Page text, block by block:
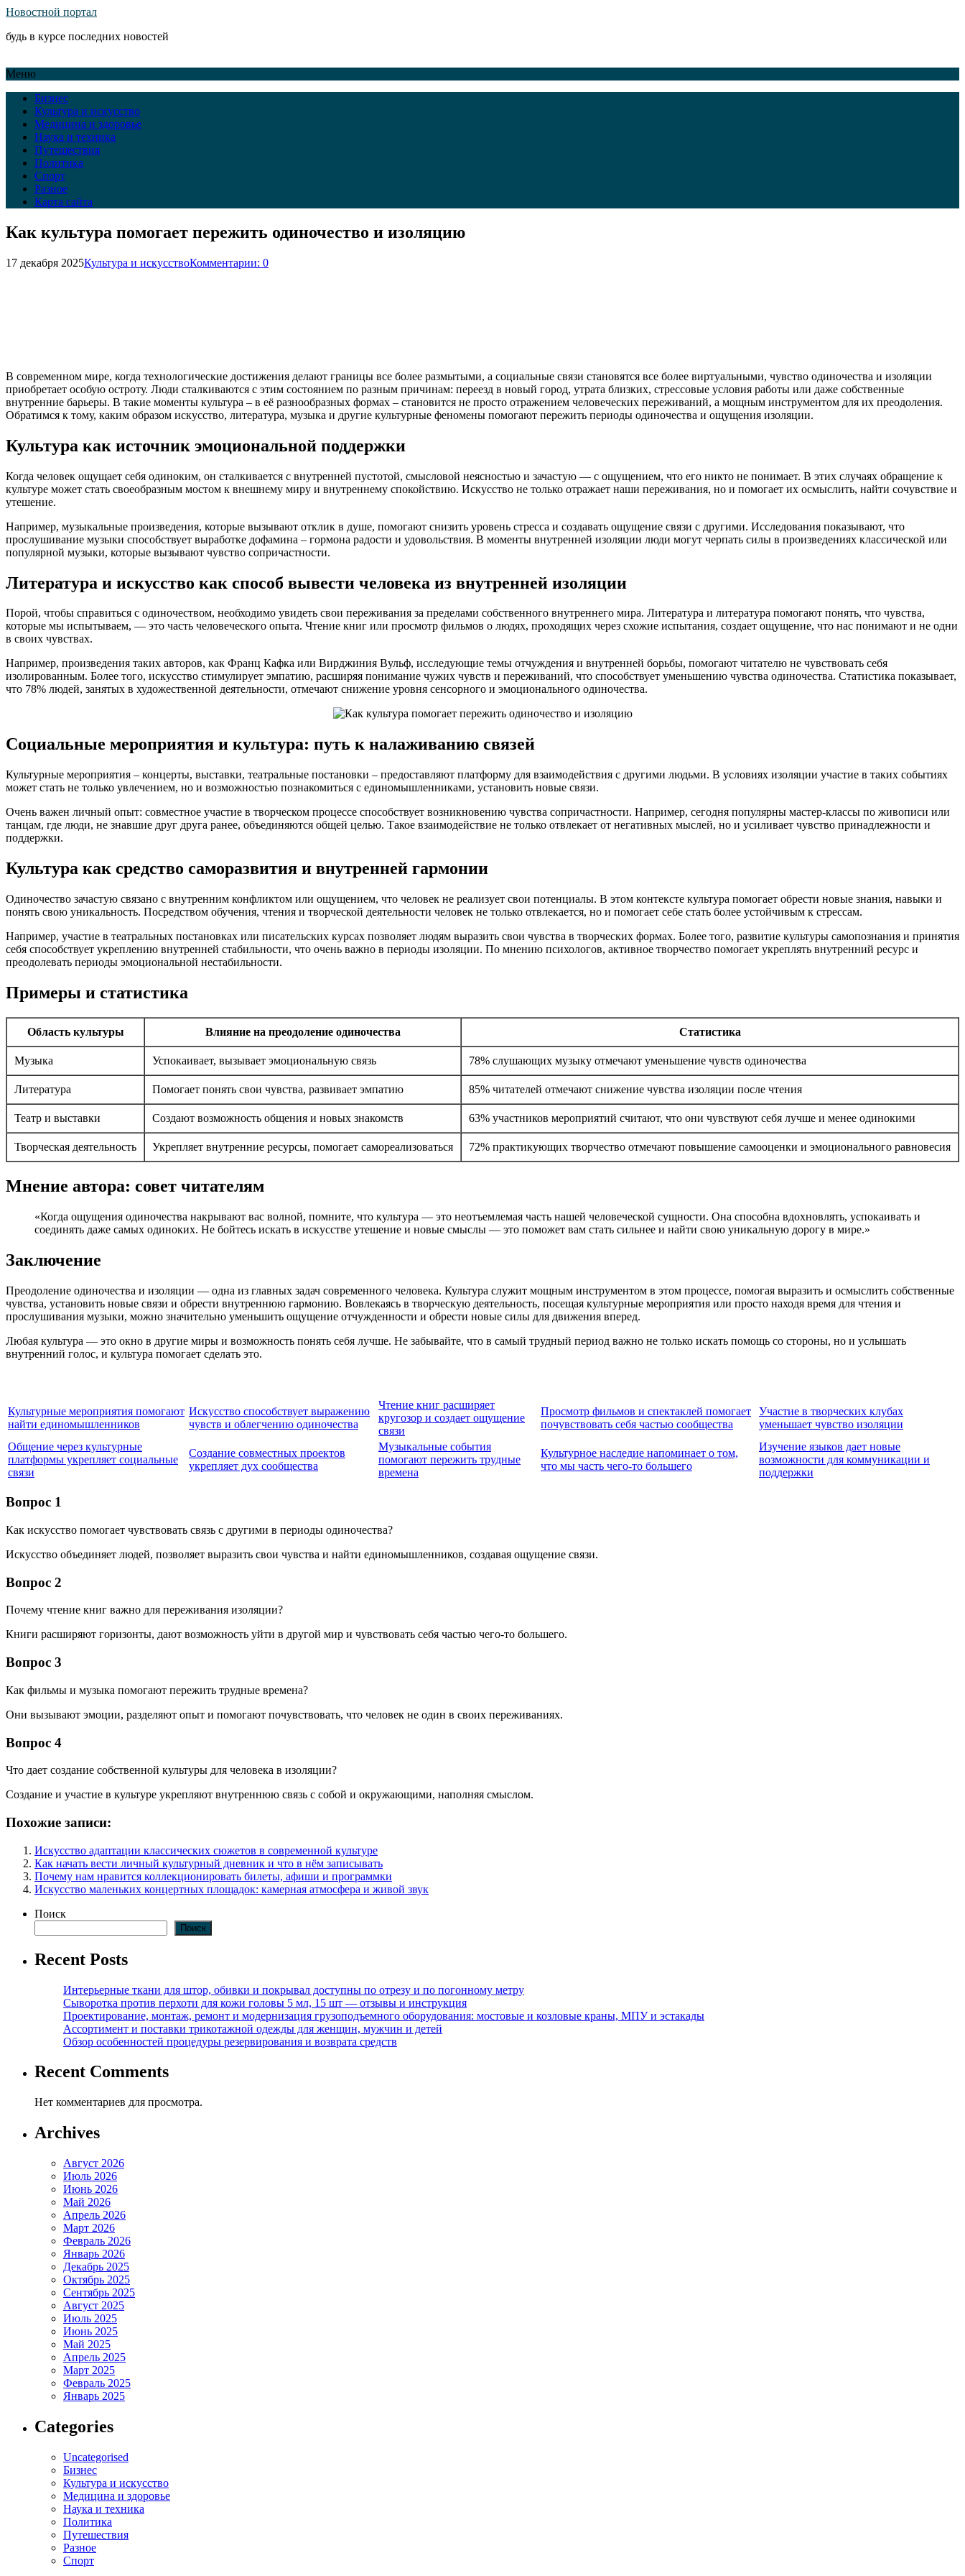
Новостной портал
будь в курсе последних новостей
Меню
Бизнес
Культура и искусство
Медицина и здоровье
Наука и техника
Путешествия
Политика
Спорт
Разное
Карта сайта
Как культура помогает пережить одиночество и изоляцию
17 декабря 2025Культура и искусствоКомментарии: 0
В современном мире, когда технологические достижения делают границы все более размытыми, а социальные связи становятся все более виртуальными, чувство одиночества и изоляции
приобретает особую остроту. Люди сталкиваются с этим состоянием по разным причинам: переезд в новый город, утрата близких, стрессовые условия работы или даже собственные
внутренние барьеры. В такие моменты культура – в её разнообразных формах – становится не просто отражением человеческих переживаний, а мощным инструментом для их преодоления.
Обратимся к тому, каким образом искусство, литература, музыка и другие культурные феномены помогают пережить периоды одиночества и ощущения изоляции.
Культура как источник эмоциональной поддержки
Когда человек ощущает себя одиноким, он сталкивается с внутренней пустотой, смысловой неясностью и зачастую — с ощущением, что его никто не понимает. В этих случаях обращение к
культуре может стать своеобразным мостом к внешнему миру и внутреннему спокойствию. Искусство не только отражает наши переживания, но и помогает их осмыслить, найти сочувствие и
утешение.
Например, музыкальные произведения, которые вызывают отклик в душе, помогают снизить уровень стресса и создавать ощущение связи с другими. Исследования показывают, что
прослушивание музыки способствует выработке дофамина – гормона радости и удовольствия. В моменты внутренней изоляции люди могут черпать силы в произведениях классической или
популярной музыки, которые вызывают чувство сопричастности.
Литература и искусство как способ вывести человека из внутренней изоляции
Порой, чтобы справиться с одиночеством, необходимо увидеть свои переживания за пределами собственного внутреннего мира. Литература и литература помогают понять, что чувства,
которые мы испытываем, — это часть человеческого опыта. Чтение книг или просмотр фильмов о людях, проходящих через схожие испытания, создает ощущение, что нас понимают и не одни
в своих чувствах.
Например, произведения таких авторов, как Франц Кафка или Вирджиния Вульф, исследующие темы отчуждения и внутренней борьбы, помогают читателю не чувствовать себя
изолированным. Более того, искусство стимулирует эмпатию, расширяя понимание чужих чувств и переживаний, что способствует уменьшению чувства одиночества. Статистика показывает,
что 78% людей, занятых в художественной деятельности, отмечают снижение уровня сенсорного и эмоционального одиночества.
Социальные мероприятия и культура: путь к налаживанию связей
Культурные мероприятия – концерты, выставки, театральные постановки – предоставляют платформу для взаимодействия с другими людьми. В условиях изоляции участие в таких событиях
может стать не только увлечением, но и возможностью познакомиться с единомышленниками, установить новые связи.
Очень важен личный опыт: совместное участие в творческом процессе способствует возникновению чувства сопричастности. Например, сегодня популярны мастер-классы по живописи или
танцам, где люди, не знавшие друг друга ранее, объединяются общей целью. Такое взаимодействие не только отвлекает от негативных мыслей, но и усиливает чувство принадлежности и
поддержки.
Культура как средство саморазвития и внутренней гармонии
Одиночество зачастую связано с внутренним конфликтом или ощущением, что человек не реализует свои потенциалы. В этом контексте культура помогает обрести новые знания, навыки и
понять свою уникальность. Посредством обучения, чтения и творческой деятельности человек не только отвлекается, но и помогает себе стать более устойчивым к стрессам.
Например, участие в театральных постановках или писательских курсах позволяет людям выразить свои чувства в творческих формах. Более того, развитие культуры самопознания и принятия
себя способствует укреплению внутренней стабильности, что очень важно в периоды изоляции. По мнению психологов, активное творчество помогает укреплять внутренний ресурс и
преодолевать периоды эмоциональной нестабильности.
Примеры и статистика
Область культуры Влияние на преодоление одиночества Статистика
Музыка Успокаивает, вызывает эмоциональную связь 78% слушающих музыку отмечают уменьшение чувств одиночества
Литература Помогает понять свои чувства, развивает эмпатию 85% читателей отмечают снижение чувства изоляции после чтения
Театр и выставки Создают возможность общения и новых знакомств 63% участников мероприятий считают, что они чувствуют себя лучше и менее одинокими
Творческая деятельность Укрепляет внутренние ресурсы, помогает самореализоваться 72% практикующих творчество отмечают повышение самооценки и эмоционального равновесия
Мнение автора: совет читателям
«Когда ощущения одиночества накрывают вас волной, помните, что культура — это неотъемлемая часть нашей человеческой сущности. Она способна вдохновлять, успокаивать и
соединять даже самых одиноких. Не бойтесь искать в искусстве утешение и новые смыслы — это поможет вам стать сильнее и найти свою уникальную дорогу в мире.»
Заключение
Преодоление одиночества и изоляции — одна из главных задач современного человека. Культура служит мощным инструментом в этом процессе, помогая выразить и осмыслить собственные
чувства, установить новые связи и обрести внутреннюю гармонию. Вовлекаясь в творческую деятельность, посещая культурные мероприятия или просто находя время для чтения и
прослушивания музыки, можно значительно уменьшить ощущение отчужденности и обрести новые силы для движения вперед.
Любая культура — это окно в другие миры и возможность понять себя лучше. Не забывайте, что в самый трудный период важно не только искать помощь со стороны, но и услышать
внутренний голос, и культура помогает сделать это.
Культурные мероприятия помогают
найти единомышленников
Искусство способствует выражению
чувств и облегчению одиночества
Чтение книг расширяет
кругозор и создает ощущение
связи
Просмотр фильмов и спектаклей помогает
почувствовать себя частью сообщества
Участие в творческих клубах
уменьшает чувство изоляции
Общение через культурные
платформы укрепляет социальные
связи
Создание совместных проектов
укрепляет дух сообщества
Музыкальные события
помогают пережить трудные
времена
Культурное наследие напоминает о том,
что мы часть чего-то большего
Изучение языков дает новые
возможности для коммуникации и
поддержки
Вопрос 1
Как искусство помогает чувствовать связь с другими в периоды одиночества?
Искусство объединяет людей, позволяет выразить свои чувства и найти единомышленников, создавая ощущение связи.
Вопрос 2
Почему чтение книг важно для переживания изоляции?
Книги расширяют горизонты, дают возможность уйти в другой мир и чувствовать себя частью чего-то большего.
Вопрос 3
Как фильмы и музыка помогают пережить трудные времена?
Они вызывают эмоции, разделяют опыт и помогают почувствовать, что человек не один в своих переживаниях.
Вопрос 4
Что дает создание собственной культуры для человека в изоляции?
Создание и участие в культуре укрепляют внутреннюю связь с собой и окружающими, наполняя смыслом.
Похожие записи:
Искусство адаптации классических сюжетов в современной культуре
Как начать вести личный культурный дневник и что в нём записывать
Почему нам нравится коллекционировать билеты, афиши и программки
Искусство маленьких концертных площадок: камерная атмосфера и живой звук
Поиск
Поиск
Recent Posts
Интерьерные ткани для штор, обивки и покрывал доступны по отрезу и по погонному метру
Сыворотка против перхоти для кожи головы 5 мл, 15 шт — отзывы и инструкция
Проектирование, монтаж, ремонт и модернизация грузоподъемного оборудования: мостовые и козловые краны, МПУ и эстакады
Ассортимент и поставки трикотажной одежды для женщин, мужчин и детей
Обзор особенностей процедуры резервирования и возврата средств
Recent Comments
Нет комментариев для просмотра.
Archives
Август 2026
Июль 2026
Июнь 2026
Май 2026
Апрель 2026
Март 2026
Февраль 2026
Январь 2026
Декабрь 2025
Октябрь 2025
Сентябрь 2025
Август 2025
Июль 2025
Июнь 2025
Май 2025
Апрель 2025
Март 2025
Февраль 2025
Январь 2025
Categories
Uncategorised
Бизнес
Культура и искусство
Медицина и здоровье
Наука и техника
Политика
Путешествия
Разное
Спорт